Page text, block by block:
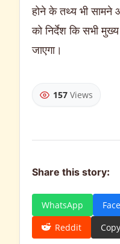
होने के तथ्य भी सामने
को निर्देश कि सभी
जाएगा।
157 Views
Share this story:
WhatsApp
Reddit